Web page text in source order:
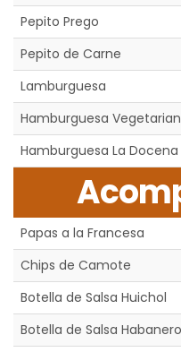
Pepito Prego
Pepito de Carne
Lamburguesa
Hamburguesa
Hamburguesa La Docena
Papas a la Francesa
Chips de Camote
Botella de Salsa Huichol
Botella de Salsa